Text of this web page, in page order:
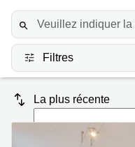
d’affaires
Coworking
Salles
de
virtuel
Bordeaux
Marseille
Toulouse
Location
bureau
Lille
Coworking
Paris
Coworking
Prix
Connexion
Filtres
La plus récente